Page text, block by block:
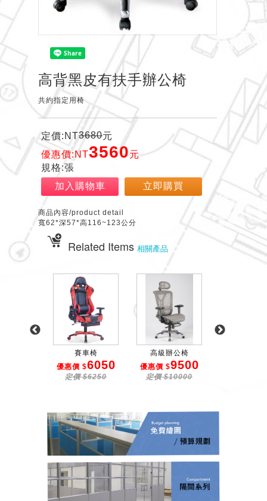
高背黑皮有扶手辦公椅
共約指定用椅
定價:NT3680元
優惠價:NT3560元
規格:張
加入購物車
立即購買
商品內容/product detail
寬62*深57*高116~123公分
Related Items 相關產品
賽車椅
優惠價 $6050
定價 $6250
高級辦公椅
優惠價 $9500
定價 $10000